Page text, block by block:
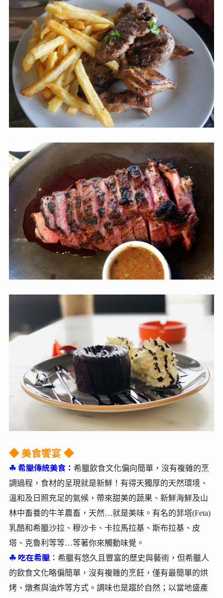
◆ 美食饗宴 ◆
☘︎希臘傳統美食： 希臘飲食文化偏向簡單，沒有複雜的烹
調過程，食材的呈現就是新鮮！有得天獨厚的天然環境、
溫和及日照充足的氣候，帶來甜美的蔬果、新鮮海鮮及山
林中畜養的牛羊農畜，天然…就是美味。有名的菲塔(Feta)
乳酪和希臘沙拉、穆沙卡、卡拉馬拉基、斯布拉基、皮
塔、克魯利等等…等著你來觸動味覺。
☘︎ 吃在希臘： 希臘有悠久且豐富的歷史與藝術，但希臘人
的飲食文化略偏簡單，沒有複雜的烹飪，僅有最簡單的烘
烤、燉煮與油炸等方式。調味也是趨於自然；以當地盛產